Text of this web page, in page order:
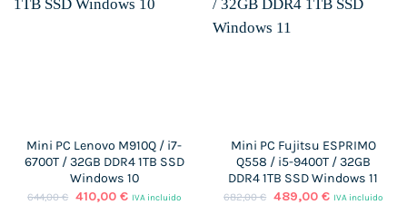
Mini PC Lenovo M910Q / i7-
6700T / 32GB DDR4 1TB SSD
Windows 10
644,00€ El
410,00 €ElIVA incluido
Mini PC Fujitsu ESPRIMO
Q558 / i5-9400T / 32GB
DDR4 1TB SSD Windows 11
682,00€ El
489,00 €ElIVA incluido